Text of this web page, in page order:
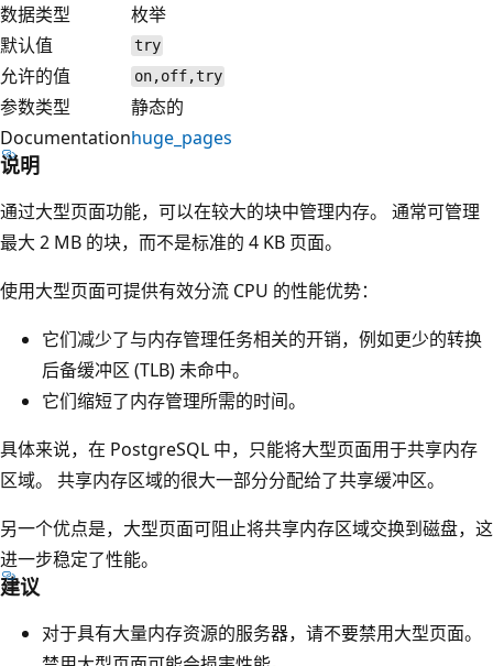
数据类型
枚举
默认值
try
允许的值 on,off,try
参数类型
静态的
Documentationhuge_pages
说明
通过大型页面功能，可以在较大的块中管理内存。 通常可管理
最大 2 MB 的块，而不是标准的 4 KB 页面。
使用大型页面可提供有效分流 CPU 的性能优势：
它们减少了与内存管理任务相关的开销，例如更少的转换
后备缓冲区 (TLB) 未命中。
它们缩短了内存管理所需的时间。
具体来说，在 PostgreSQL 中，只能将大型页面用于共享内存
区域。 共享内存区域的很大一部分分配给了共享缓冲区。
另一个优点是，大型页面可阻止将共享内存区域交换到磁盘，这
进一步稳定了性能。
建议
对于具有大量内存资源的服务器，请不要禁用大型页面。